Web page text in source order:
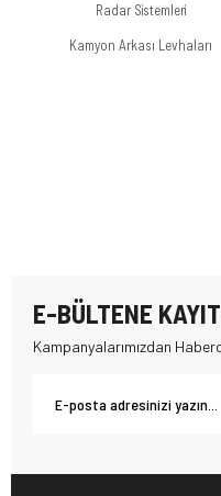
Radar Sistemleri
Kamyon Arkası Levhaları
E-BÜLTENE
Kampanyalarımızdan